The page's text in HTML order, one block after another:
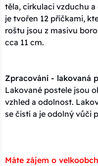
těla, cirkulaci vzduchu
je tvořen 12 příčkami,
roštu jsou z masivu
cca 11 cm.
Zpracování - lakovaná
Lakované postele jsou
vzhled a odolnost.
se čistí a je odolný vůči
Máte zájem o